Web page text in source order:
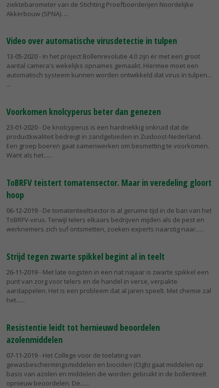
ziektebarometer van de Stichting Proefboerderijen Noordelijke
Akkerbouw (SPNA).
Video over automatische virusdetectie in tulpen
13-05-2020- In het project Bollenrevolutie 4.0 zijn er met een groot
aantal camera's wekelijks opnames gemaakt. Hiermee moet een
automatisch systeem kunnen worden ontwikkeld dat virus in tulpen...
Voorkomen knolcyperus beter dan genezen
23-01-2020- De knolcyperus is een hardnekkig onkruid dat de
productkwaliteit bedreigt in zandgebieden in Zuidoost-Nederland.
Een groep boeren gaat samenwerken om besmetting te voorkomen.
Want als het...
ToBRFV teistert tomatensector. Maar in veredeling gloort
hoop
06-12-2019- De tomatenteeltsector is al geruime tijd in de ban van het
ToBRFV-virus. Terwijl telers elkaars bedrijven mijden als de pest en
werknemers zich suf ontsmetten, zoeken experts naarstig naar...
Strijd tegen zwarte spikkel begint al in teelt
26-11-2019- Met late oogsten in een nat najaar is zwarte spikkel een
punt van zorg voor telers en de handel in verse, verpakte
aardappelen. Het is een probleem dat al jaren speelt. Met chemie zal
het...
Resistentie leidt tot hernieuwd beoordelen
azolenmiddelen
07-11-2019- Het College voor de toelating van
gewasbeschermingsmiddelen en biociden (Ctgb) gaat middelen op
basis van azolen en middelen die worden gebruikt in de bollenteelt
opnieuw beoordelen. De...